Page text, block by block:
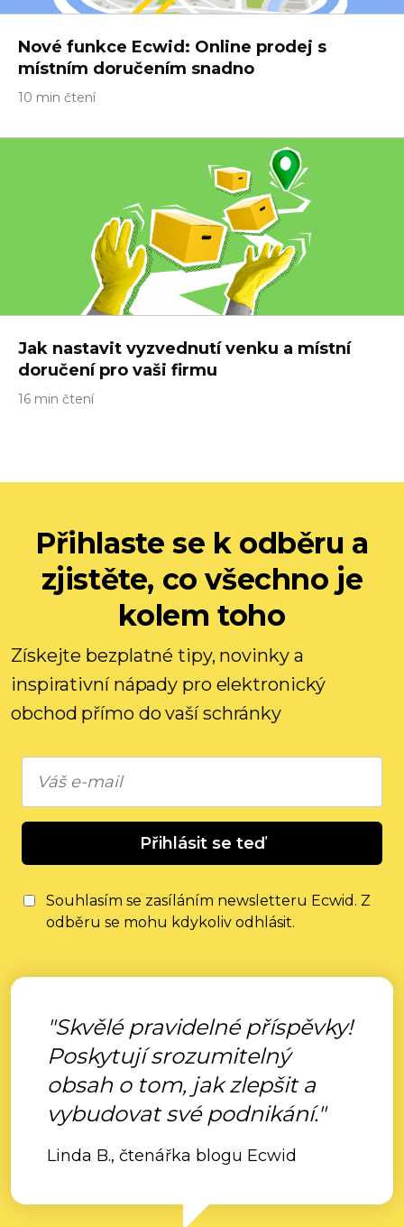
Nové funkce Ecwid: Online prodej s
místním doručením snadno
10 min čtení
Jak nastavit vyzvednutí venku a místní
doručení pro vaši firmu
16 min čtení
Přihlaste se k odběru a
zjistěte, co všechno je
kolem toho
Získejte bezplatné tipy, novinky a
inspirativní nápady pro elektronický
obchod přímo do vaší schránky
Přihlásit se teď
Souhlasím se zasíláním newsletteru Ecwid. Z
odběru se mohu kdykoliv odhlásit.
"Skvělé pravidelné příspěvky!
Poskytují srozumitelný
obsah o tom, jak zlepšit a
vybudovat své podnikání."
Linda B., čtenářka blogu Ecwid